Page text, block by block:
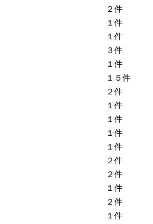
２件
１件
１件
３件
１件
１５件
２件
１件
１件
１件
１件
２件
２件
１件
２件
１件